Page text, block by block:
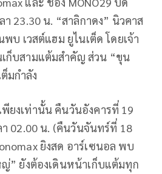
23.30 น. “สาลิกาดง” นิวคาส
บ เวสต์แฮม ยูไนเต็ด โดยเจ้า
ก็บสามแต้มสำคัญ ส่วน “ขุน
มกำลัง
ยงเท่านั้น คืนวันอังคารที่ 19
02.00 น. (คืนวันจันทร์ที่ 18
ยิงสด อาร์เซนอล พบ
” ยังต้องเดินหน้าเก็บแต้มทุก